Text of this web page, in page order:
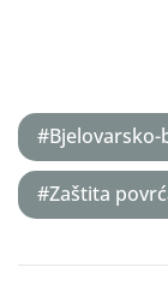
#Zaštita